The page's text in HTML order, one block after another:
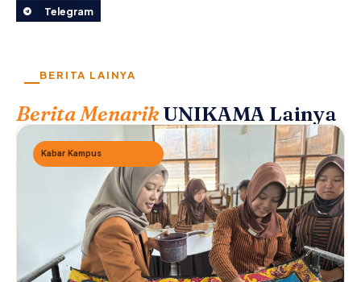
Telegram
BERITA LAINYA
Berita Menarik UNIKAMA Lainya
Kabar Kampus